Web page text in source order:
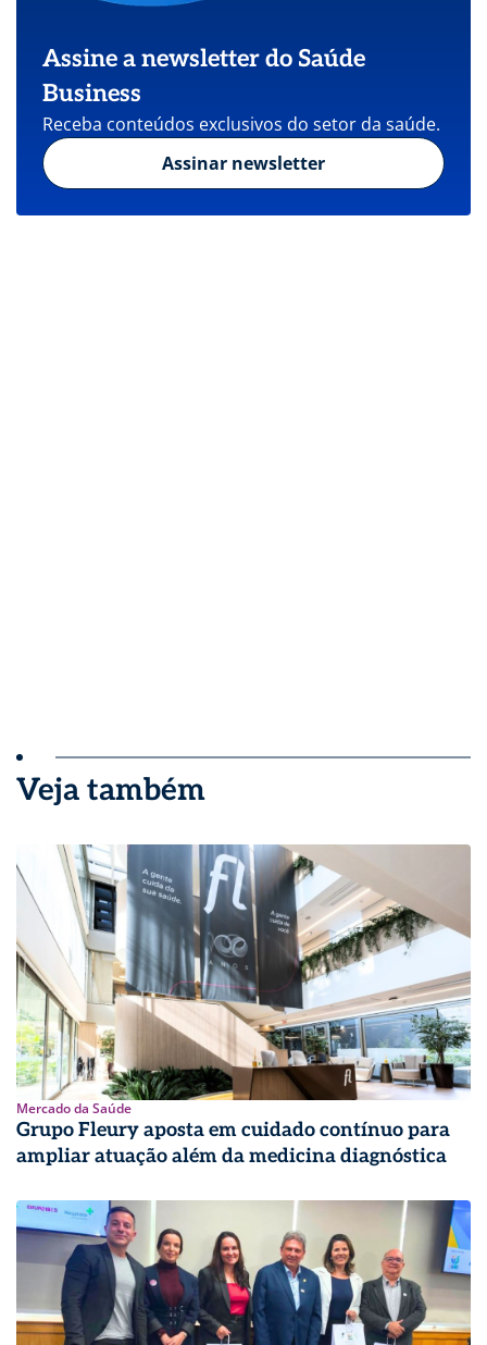
Assine a newsletter do Saúde
Business
Receba conteúdos exclusivos do setor da saúde.
Assinar newsletter
Veja também
Mercado da Saúde
Grupo Fleury aposta em cuidado contínuo para
ampliar atuação além da medicina diagnóstica